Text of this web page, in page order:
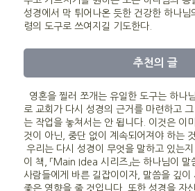
성경에서 막 튀어나온 듯한 건강한 하나님
령의 도구로 쓰여지길 기도한다.
추천의 글
영혼을 찔러 쪼개는 유일한 도구는 하나
로 교회가 다시 성경의 근거를 마련하고
는 작업을 놓쳐서는 안 됩니다. 이것은 이
것이 아닌, 중단 없이 계속되어져야 하는
우리는 다시 성경이 무엇을 말하고 있는
이 책, 「Main Idea 시리즈」는 하나님이
사람들에게 바른 길잡이이자, 말씀을 깊이
좋은 영향을 줄 것입니다. 또한 성경을 자